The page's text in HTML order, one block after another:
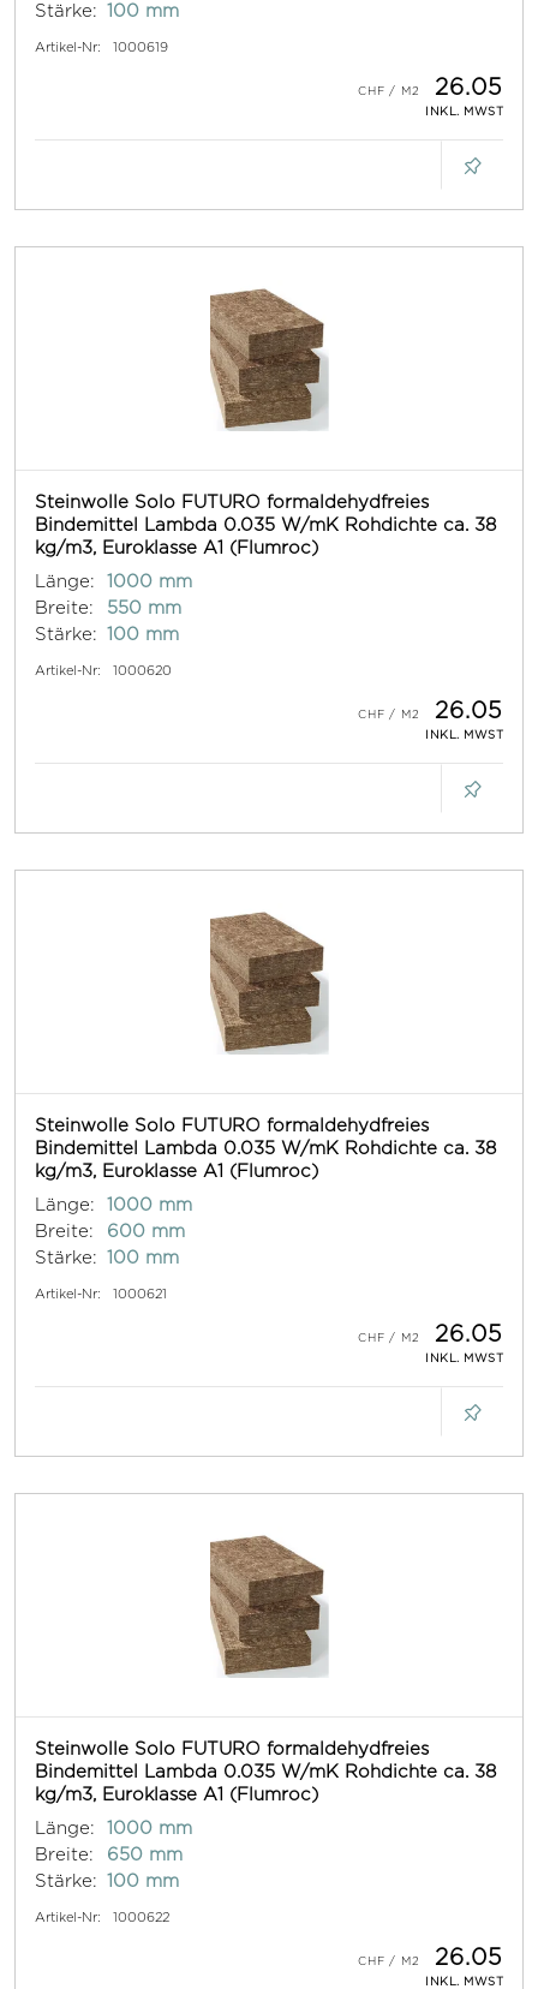
Stärke: 100 mm
Artikel-Nr: 1000619
26.05
INKL. MWST
Steinwolle Solo FUTURO formaldehydfreies
Bindemittel Lambda 0.035 W/mK Rohdichte ca. 38
kg/m3, Euroklasse A1 (Flumroc)
Länge:
1000 mm
Breite:
550 mm
Stärke: 100 mm
Artikel-Nr: 1000620
26.05
INKL. MWST
Steinwolle Solo FUTURO formaldehydfreies
Bindemittel Lambda 0.035 W/mK Rohdichte ca. 38
kg/m3, Euroklasse A1 (Flumroc)
Länge:
1000 mm
Breite:
600 mm
Stärke: 100 mm
Artikel-Nr: 1000621
26.05
INKL. MWST
Steinwolle Solo FUTURO formaldehydfreies
Bindemittel Lambda 0.035 W/mK Rohdichte ca. 38
kg/m3, Euroklasse A1 (Flumroc)
Länge:
1000 mm
Breite:
650 mm
Stärke: 100 mm
Artikel-Nr: 1000622
26.05
INKL. MWST